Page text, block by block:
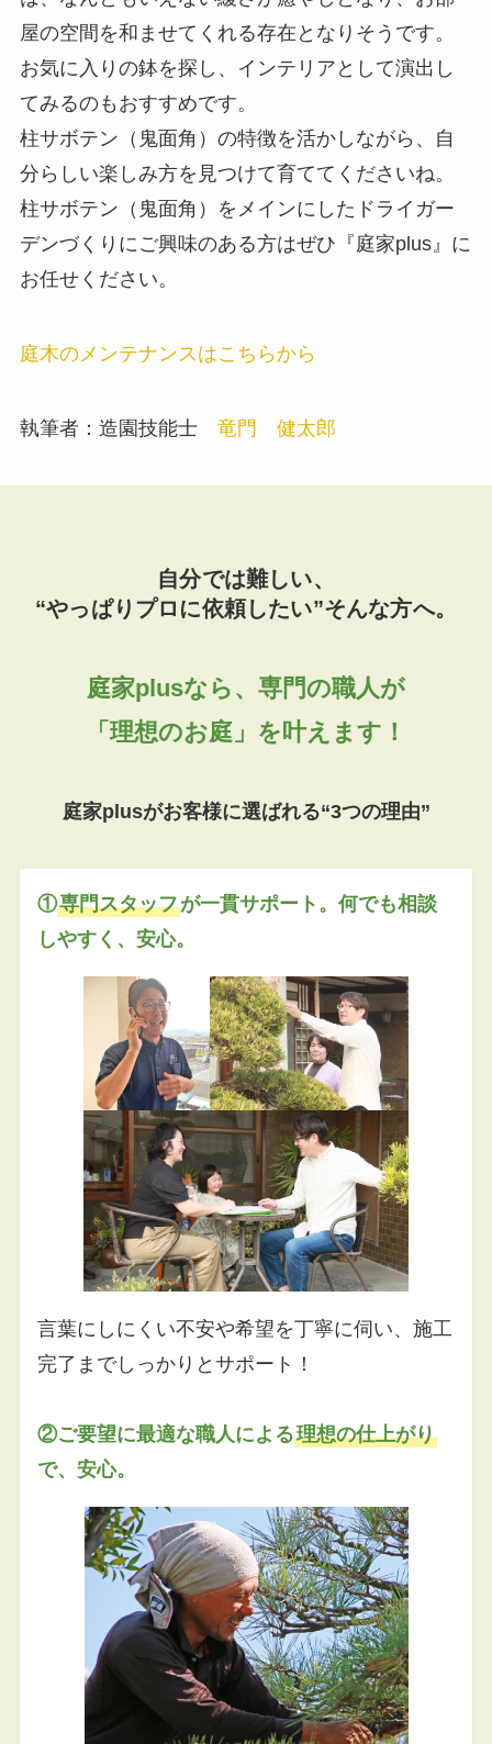
屋の空間を和ませてくれる存在となりそうです。
お気に入りの鉢を探し、インテリアとして演出し
てみるのもおすすめです。
柱サボテン（鬼面角）の特徴を活かしながら、自
分らしい楽しみ方を見つけて育ててくださいね。
柱サボテン（鬼面角）をメインにしたドライガー
デンづくりにご興味のある方はぜひ『庭家plus』に
お任せください。
庭木のメンテナンスはこちらから
執筆者：造園技能士 竜門 健太郎
自分では難しい、
“やっぱりプロに依頼したい”そんな方へ。
庭家plusなら、専門の職人が
「理想のお庭」を叶えます！
庭家plusがお客様に選ばれる“3つの理由”
①専門スタッフが一貫サポート。何でも相談
しやすく、安心。
言葉にしにくい不安や希望を丁寧に伺い、施工
完了までしっかりとサポート！
②ご要望に最適な職人による理想の仕上がり
で、安心。